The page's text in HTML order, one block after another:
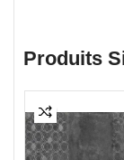
Produits